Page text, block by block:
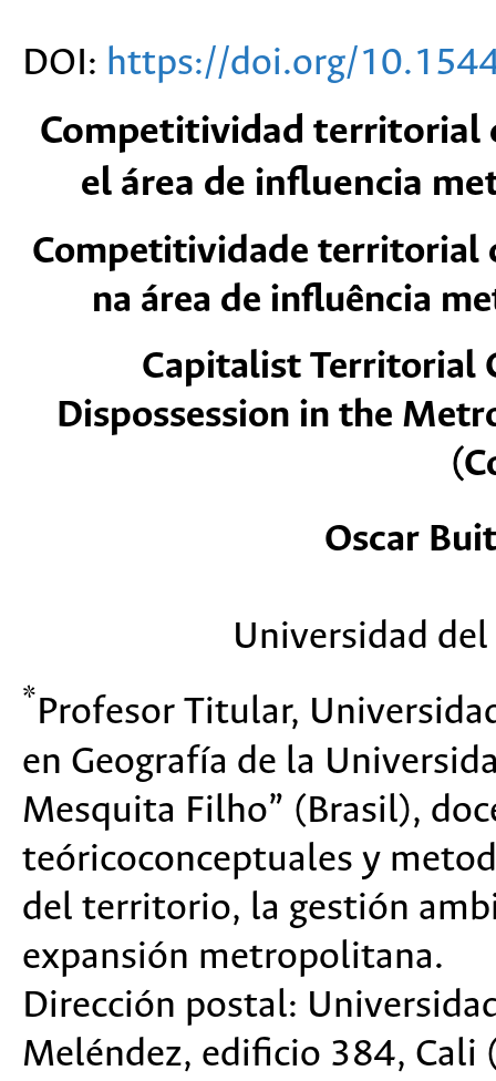
DOI: https://doi.org/
Competitividad territorial
el área de influencia
Competitividade territorial
na área de influência
Capitalist Territorial
Dispossession in the
Oscar
Universidad
*Profesor Titular,
en Geografía de la
Mesquita Filho” (Brasil),
teóricoconceptuales y
del territorio, la gestión
expansión metropolitana.
Dirección postal:
Meléndez, edificio 384, Cali